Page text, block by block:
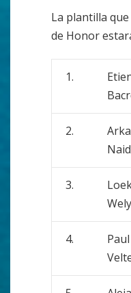
La plantilla
de Honor
1.
2.
3.
Wely
4.
Paul